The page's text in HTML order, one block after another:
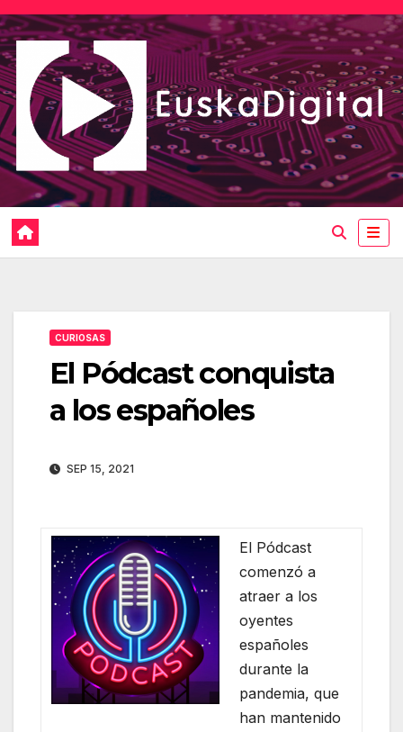
Saltar
al
contenido
CURIOSAS
El Pódcast conquista
a los españoles
SEP 15, 2021
El Pódcast
comenzó a
atraer a los
oyentes
españoles
durante la
pandemia, que
han mantenido